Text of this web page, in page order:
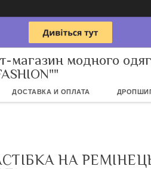
магазин модного
ДОСТАВКА И ОПЛАТА
НА